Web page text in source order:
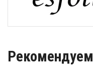
Рекомендуем